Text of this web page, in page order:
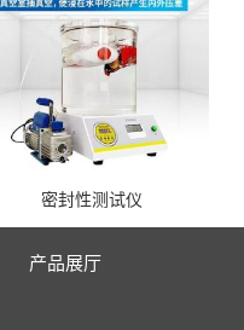
密封性测试仪
产品展厅